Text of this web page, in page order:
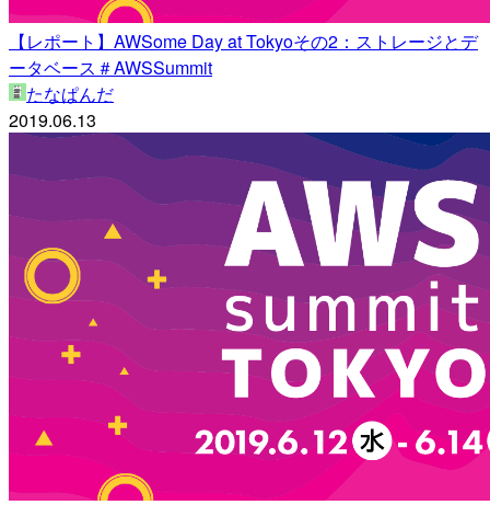
【レポート】AWSome Day at Tokyoその2：ストレージとデ
ータベース＃AWSSummit
たなぱんだ
2019.06.13